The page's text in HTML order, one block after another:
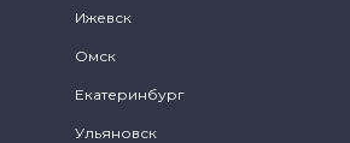
Ижевск
Омск
Екатеринбург
Ульяновск